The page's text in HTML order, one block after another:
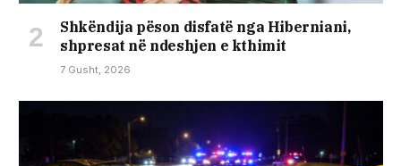
Shkëndija pëson disfatë nga Hiberniani,
shpresat në ndeshjen e kthimit
7 Gusht, 2026